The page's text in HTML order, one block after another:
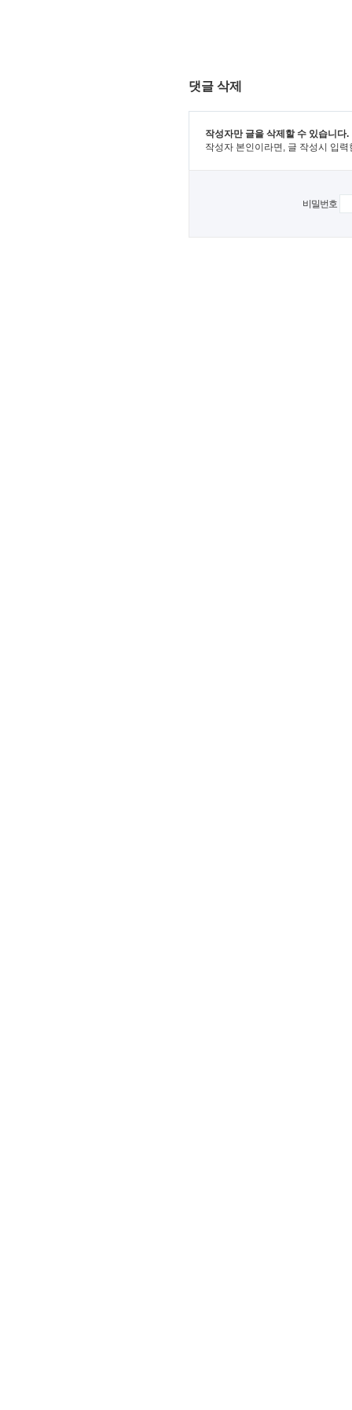
댓글 삭제
작성자만 글을 삭제할 수 있습니다.
작성자 본인이라면, 글 작성시 입
비밀번호